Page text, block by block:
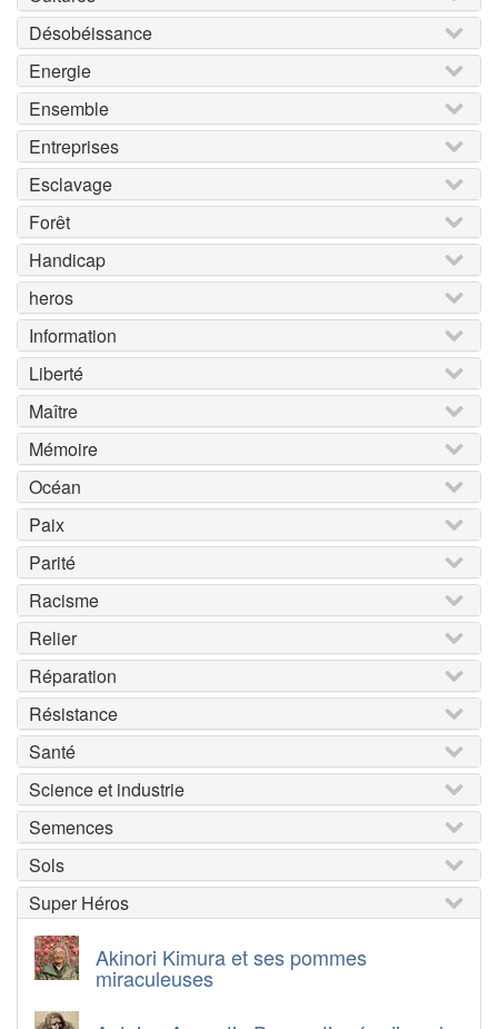
Désobéissance
Energie
Ensemble
Entreprises
Esclavage
Forêt
Handicap
heros
Information
Liberté
Maître
Mémoire
Océan
Paix
Parité
Racisme
Relier
Réparation
Résistance
Santé
Science et industrie
Semences
Sols
Super Héros
Akinori Kimura et ses pommes
miraculeuses